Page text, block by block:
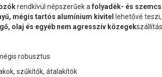
rendkívül népszerűek a folyadék- és
mégis tartós alumínium kivitel
lehetővé
olaj és egyéb nem agresszív közegek
robusztus
szűkítők, átalakítók